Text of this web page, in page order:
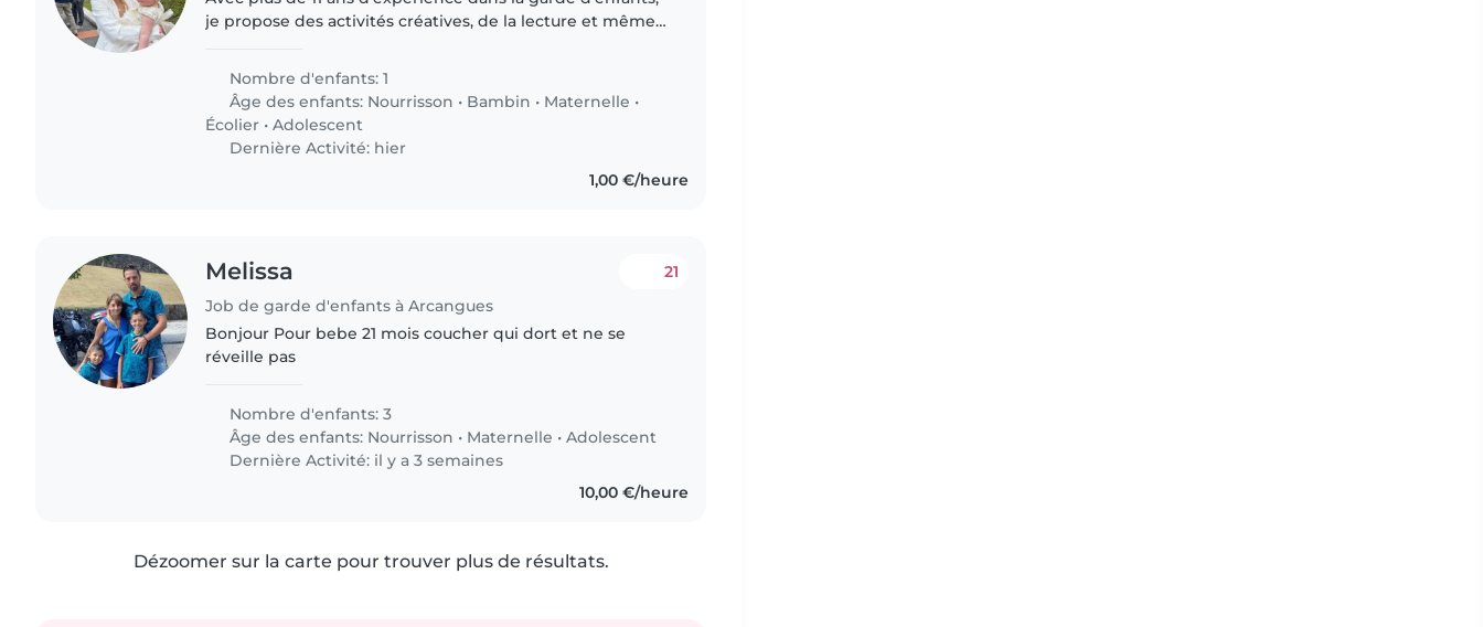
je propose des activités créatives, de la lecture et même
secours certifié..
Nombre d'enfants: 1
Âge des enfants: Nourrisson • Bambin • Maternelle •
Écolier •Adolescent
Dernière Activité: hier
1,00 €/heure
Melissa
Job de garde d'enfants à Arcangues
21
Bonjour Pour bebe 21 mois coucher qui dort et ne se
réveille pas
Nombre d'enfants: 3
Âge des enfants: Nourrisson • Maternelle •Adolescent
Dernière Activité: il y a 3 semaines
10,00 €/heure
Dézoomer sur la carte pour trouver plus de résultats.